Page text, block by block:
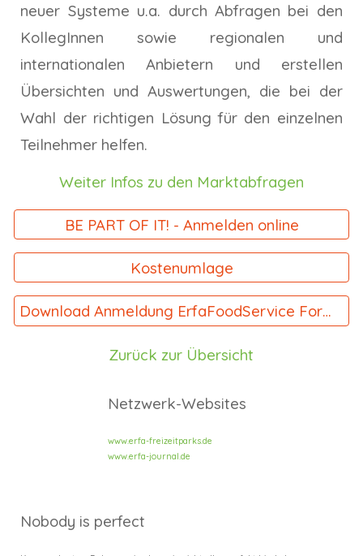
neuer Systeme u.a. durch Abfragen bei den
KollegInnen sowie regionalen und
internationalen Anbietern und erstellen
Übersichten und Auswertungen, die bei der
Wahl der richtigen Lösung für den einzelnen
Teilnehmer helfen.
Weiter Infos zu den Marktabfragen
BE PART OF IT! - Anmelden online
Kostenumlage
Download Anmeldung ErfaFoodService Formular
Zurück zur Übersicht
Netzwerk-Websites
www.erfa-freizeitparks.de
www.erfa-journal.de
Nobody is perfect